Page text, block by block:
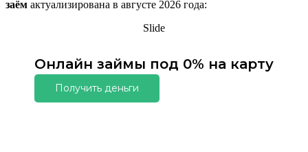
заём актуализирована в августе 2026 года:
Slide
Онлайн займы под 0% на карту
Получить деньги